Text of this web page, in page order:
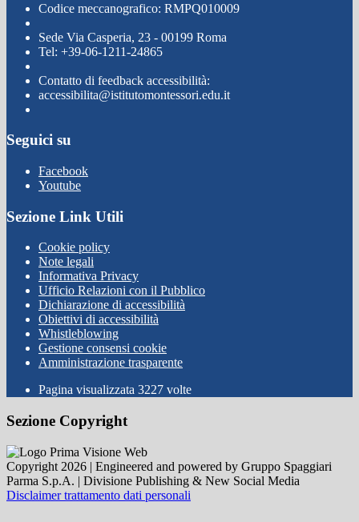
Codice meccanografico: RMPQ010009
Sede Via Casperia, 23 - 00199 Roma
Tel: +39-06-1211-24865
Contatto di feedback accessibilità:
accessibilita@istitutomontessori.edu.it
Seguici su
Facebook
Youtube
Sezione Link Utili
Cookie policy
Note legali
Informativa Privacy
Ufficio Relazioni con il Pubblico
Dichiarazione di accessibilità
Obiettivi di accessibilità
Whistleblowing
Gestione consensi cookie
Amministrazione trasparente
Pagina visualizzata 3227 volte
Sezione Copyright
Copyright 2026 | Engineered and powered by Gruppo Spaggiari
Parma S.p.A. | Divisione Publishing & New Social Media
Disclaimer trattamento dati personali